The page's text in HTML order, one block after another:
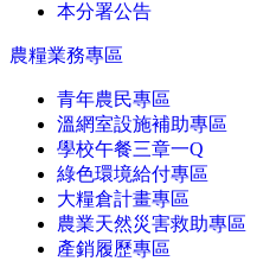
本分署公告
農糧業務專區
青年農民專區
溫網室設施補助專區
學校午餐三章一Q
綠色環境給付專區
大糧倉計畫專區
農業天然災害救助專區
產銷履歷專區